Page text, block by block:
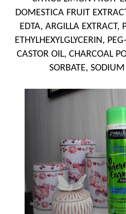
DOMESTICA FRUIT
EDTA, ARGILLA EXTRACT,
ETHYLHEXYLGLYCERIN,
CASTOR OIL, CHARCOAL
SORBATE,